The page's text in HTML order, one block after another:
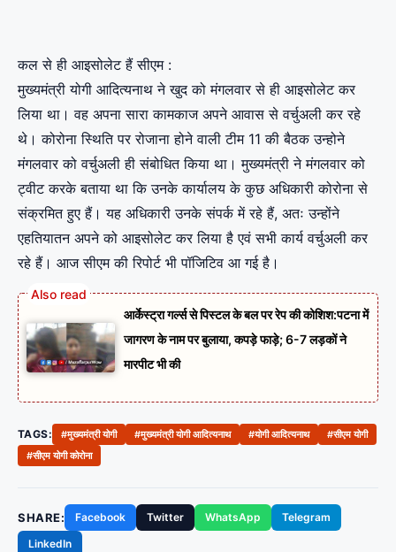
कल से ही आइसोलेट हैं सीएम :
मुख्यमंत्री योगी आदित्यनाथ ने खुद को मंगलवार से ही आइसोलेट कर
लिया था। वह अपना सारा कामकाज अपने आवास से वर्चुअली कर रहे
थे। कोरोना स्थिति पर रोजाना होने वाली टीम 11 की बैठक उन्होने
मंगलवार को वर्चुअली ही संबोधित किया था। मुख्यमंत्री ने मंगलवार को
ट्वीट करके बताया था कि उनके कार्यालय के कुछ अधिकारी कोरोना से
संक्रमित हुए हैं। यह अधिकारी उनके संपर्क में रहे हैं, अतः उन्होंने
एहतियातन अपने को आइसोलेट कर लिया है एवं सभी कार्य वर्चुअली कर
रहे हैं। आज सीएम की रिपोर्ट भी पॉजिटिव आ गई है।
आर्केस्ट्रा गर्ल्स से पिस्टल के बल पर रेप की कोशिश:पटना में
जागरण के नाम पर बुलाया, कपड़े फाड़े; 6-7 लड़कों ने
मारपीट भी की
TAGS: #मुख्यमंत्री योगी #मुख्यमंत्री योगी आदित्यनाथ #योगी आदित्यनाथ
#सीएम योगी
#सीएम योगी कोरोना
SHARE: Facebook Twitter WhatsApp
Telegram
LinkedIn